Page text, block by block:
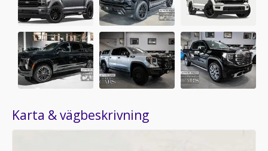
Karta & vägbeskrivning